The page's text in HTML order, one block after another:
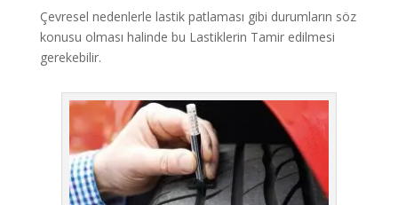
Çevresel nedenlerle lastik patlaması gibi durumların söz
konusu olması halinde bu Lastiklerin Tamir edilmesi
gerekebilir.